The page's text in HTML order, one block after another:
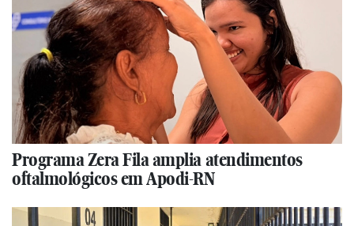
Programa Zera Fila amplia atendimentos
oftalmológicos em Apodi-RN